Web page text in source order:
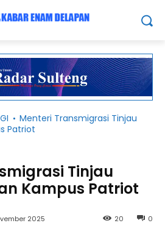
Menteri Transmigrasi Tinjau
Patriot
Tinjau
Kampus Patriot
2025 0
20